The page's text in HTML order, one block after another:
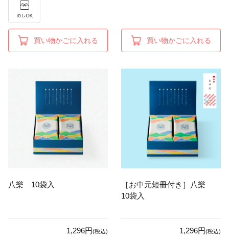
買い物かごに入れる 買い物かごに入れる
八樂 10袋入
1,296円(税込)
［お中元短冊付き］八樂
10袋入
1,296円(税込)